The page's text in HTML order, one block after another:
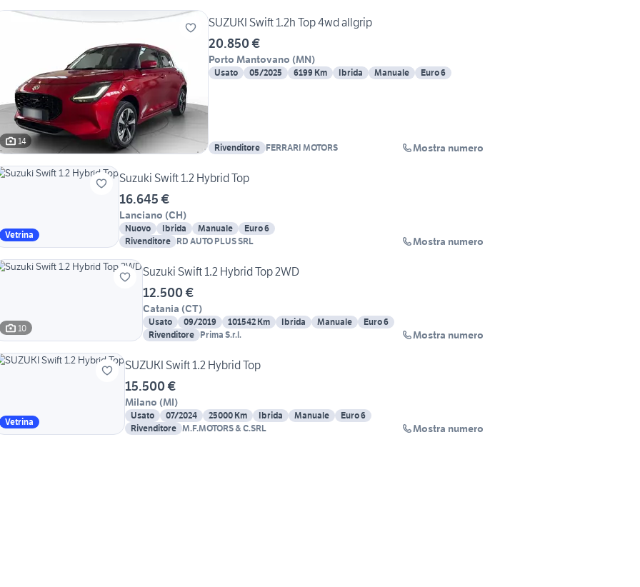
14
SUZUKI Swift 1.2h Top 4wd allgrip
20.850 €
Porto Mantovano (MN)
Usato 05/2025 6199 Km Ibrida Manuale Euro 6
Rivenditore FERRARI MOTORS Mostra numero
Vetrina
Suzuki Swift 1.2 Hybrid Top
16.645 €
Lanciano (CH)
Nuovo Ibrida Manuale
Euro 6
Rivenditore RD AUTO PLUS SRL Mostra numero
10
Suzuki Swift 1.2 Hybrid Top 2WD
12.500 €
Catania (CT)
Usato 09/2019 101542 Km Ibrida Manuale
Euro 6
Rivenditore Prima S.r.l. Mostra numero
Vetrina
SUZUKI Swift 1.2 Hybrid Top
15.500 €
Milano (MI)
Usato 07/2024 25000 Km Ibrida Manuale
Euro 6
Rivenditore M.F.MOTORS & C.SRL Mostra numero